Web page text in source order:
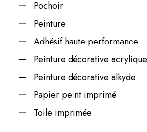
Pochoir
Peinture
Adhésif haute performance
Peinture décorative acrylique
Peinture décorative alkyde
Papier peint imprimé
Toile imprimée